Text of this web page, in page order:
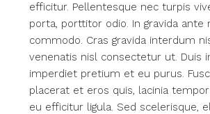
efficitur. Pellentesque nec turpis
porta, porttitor odio. In gravida ante
commodo. Cras gravida interdum
venenatis nisl consectetur ut. Duis
imperdiet pretium et eu purus.
placerat et eros quis, lacinia tempor
eu efficitur ligula. Sed scelerisque,